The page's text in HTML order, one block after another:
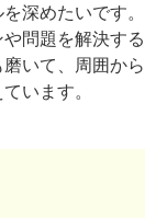
深めたいです。
問題を解決する
いて、周囲から
います。